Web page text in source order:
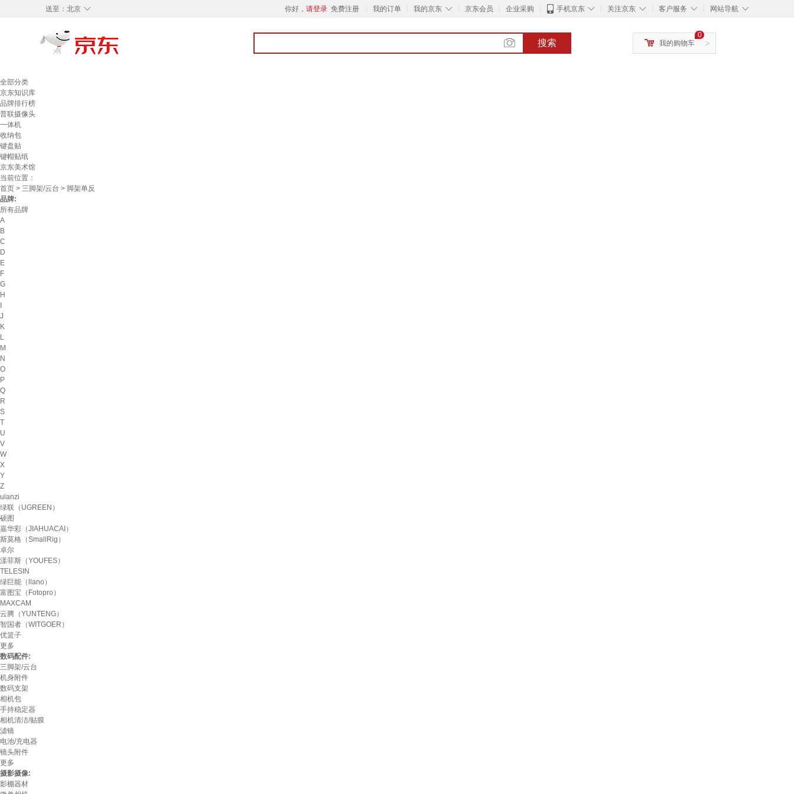
◇
送至： 北京 你好， 请登录 免费注册 我的订单 ◇
我的京东 京东会员 企业采购 ◇
手机京东 ◇
关注京东 ◇
客户服务 ◇
网站导航
搜索 >
0
我的购物车
全部分类
京东知识库
品牌排行榜
普联摄像头
一体机
收纳包
键盘贴
键帽贴纸
京东美术馆
当前位置：
首页 > 三脚架/云台 > 脚架单反
品牌:
所有品牌
A
B
C
D
E
F
G
H
J
K
L
M
N
O
P
Q
R
S
T
U
V
W
X
Y
Z
ulanzi
绿联（UGREEN）
硕图
嘉华彩（JIAHUACAI）
斯莫格（SmallRig）
卓尔
漾菲斯（YOUFES）
TELESIN
绿巨能（llano）
富图宝（Fotopro）
MAXCAM
云腾（YUNTENG）
智国者（WITGOER）
优篮子
更多
数码配件:
三脚架/云台
机身附件
数码支架
相机包
手持稳定器
相机清洁/贴膜
滤镜
电池/充电器
镜头附件
更多
摄影摄像:
影棚器材